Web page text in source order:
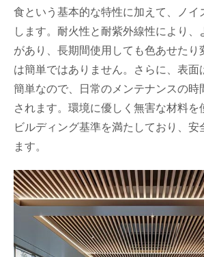
食という基本的な特性に加えて、ノイ
します。耐火性と耐紫外線性により、
があり、長期間使用しても色あせたり
は簡単ではありません。さらに、表面
簡単なので、日常のメンテナンスの時
されます。環境に優しく無害な材料を
ビルディング基準を満たしており、安
ます。